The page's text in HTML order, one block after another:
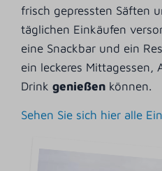
frisch gepressten Säften
täglichen Einkäufen
eine Snackbar und ein
ein leckeres Mittagessen,
Drinkgenießen können.
Sehen Sie sich hier alle